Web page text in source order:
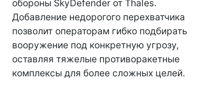
обороны SkyDefender от Thales.
Добавление недорогого перехватчика
позволит операторам гибко подбирать
вооружение под конкретную угрозу,
оставляя тяжелые противоракетные
комплексы для более сложных целей.